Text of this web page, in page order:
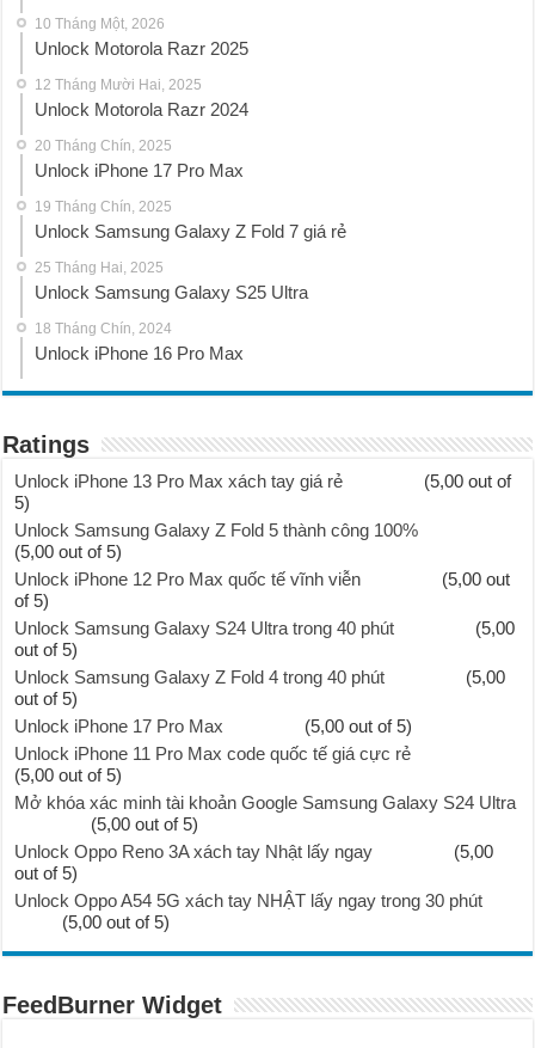
10 Tháng Một, 2026
Unlock Motorola Razr 2025
12 Tháng Mười Hai, 2025
Unlock Motorola Razr 2024
20 Tháng Chín, 2025
Unlock iPhone 17 Pro Max
19 Tháng Chín, 2025
Unlock Samsung Galaxy Z Fold 7 giá rẻ
25 Tháng Hai, 2025
Unlock Samsung Galaxy S25 Ultra
18 Tháng Chín, 2024
Unlock iPhone 16 Pro Max
Ratings
Unlock iPhone 13 Pro Max xách tay giá rẻ
(5,00 out of
5)
Unlock Samsung Galaxy Z Fold 5 thành công 100%
(5,00 out of 5)
Unlock iPhone 12 Pro Max quốc tế vĩnh viễn
(5,00 out
of 5)
Unlock Samsung Galaxy S24 Ultra trong 40 phút
(5,00
out of 5)
Unlock Samsung Galaxy Z Fold 4 trong 40 phút
(5,00
out of 5)
Unlock iPhone 17 Pro Max
(5,00 out of 5)
Unlock iPhone 11 Pro Max code quốc tế giá cực rẻ
(5,00 out of 5)
Mở khóa xác minh tài khoản Google Samsung Galaxy S24 Ultra
(5,00 out of 5)
Unlock Oppo Reno 3A xách tay Nhật lấy ngay
(5,00
out of 5)
Unlock Oppo A54 5G xách tay NHẬT lấy ngay trong 30 phút
(5,00 out of 5)
FeedBurner Widget